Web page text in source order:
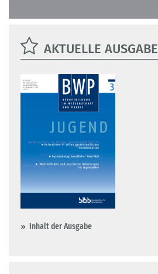
AKTUELLE AUSGABE
Inhalt der Ausgabe